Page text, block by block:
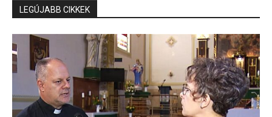
LEGÚJABB CIKKEK